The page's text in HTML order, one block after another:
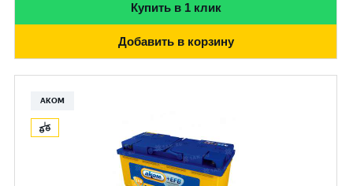
Купить в 1 клик
Добавить в корзину
АКОМ